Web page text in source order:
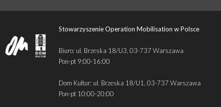
Stowarzyszenie Operation Mobilisation w Polsce
Biuro: ul. Brzeska 18/U3, 03-737 Warszawa
Pon-pt 9:00-16:00
Dom Kultur: ul. Brzeska 18/U1, 03-737 Warszawa
Pon-pt 10:00-20:00